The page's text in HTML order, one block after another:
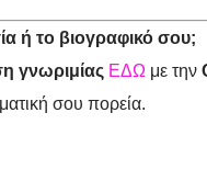
ή το βιογραφικό σου;
γνωριμίας ΕΔΩ με την
σου πορεία.